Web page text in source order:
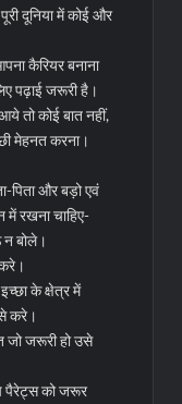
दूनिया में कोई और
कैरियर बनाना
पढ़ाई जरूरी है।
तो कोई बात नहीं,
मेहनत करना।
पिता और बड़ो एवं
में रखना चाहिए-
न बोले।
के क्षेत्र में
से करे।
जो जरूरी हो उसे
पैरेट्स को जरूर